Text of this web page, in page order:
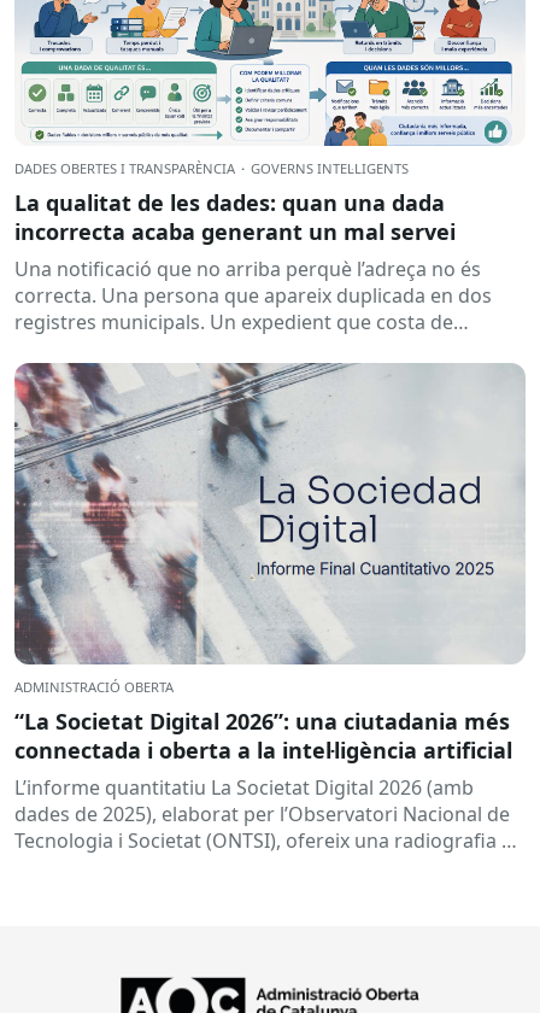
DADES OBERTES I TRANSPARÈNCIA · GOVERNS INTEL·LIGENTS
La qualitat de les dades: quan una dada
incorrecta acaba generant un mal servei
Una notificació que no arriba perquè l’adreça no és
correcta. Una persona que apareix duplicada en dos
registres municipals. Un expedient que costa de
ADMINISTRACIÓ OBERTA
“La Societat Digital 2026”: una ciutadania més
connectada i oberta a la intel·ligència artificial
L’informe quantitatiu La Societat Digital 2026 (amb
dades de 2025), elaborat per l’Observatori Nacional de
Tecnologia i Societat (ONTSI), ofereix una radiografia de